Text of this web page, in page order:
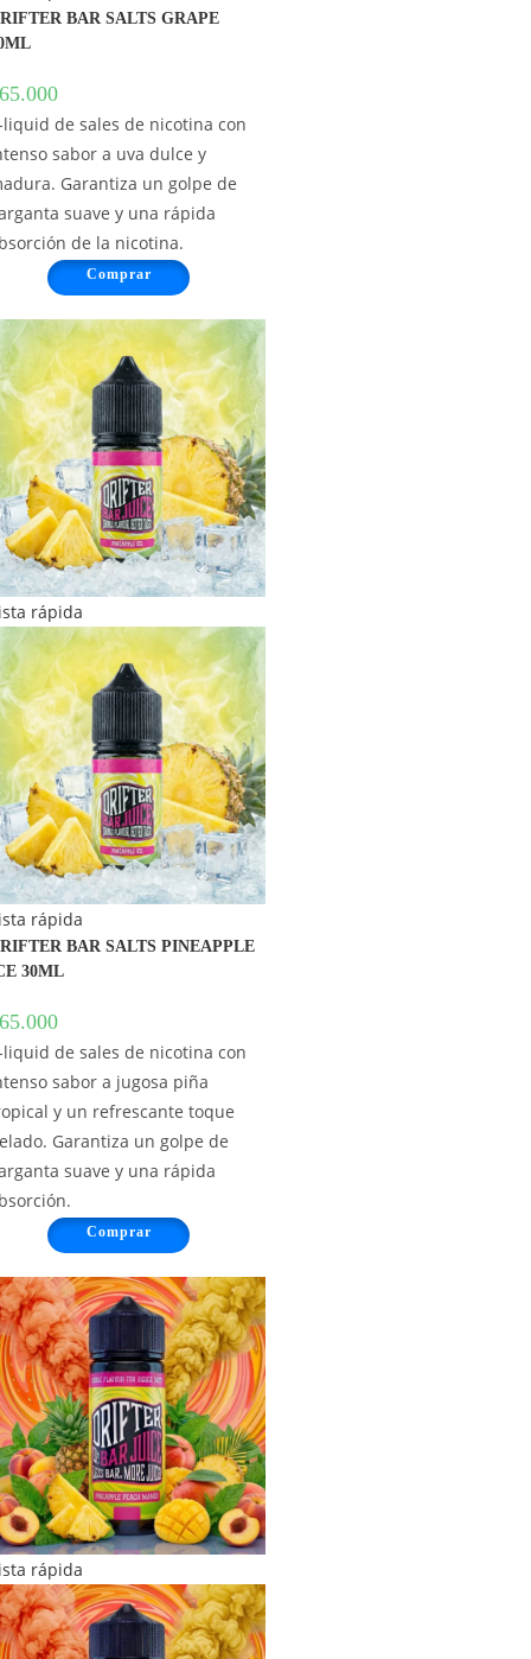
BAR SALTS GRAPE
65.000
liquid de sales de nicotina con
sabor a uva dulce y
Garantiza un golpe de
suave y una rápida
de la nicotina.
Comprar
rápida
rápida
BAR SALTS PINEAPPLE
30ML
65.000
liquid de sales de nicotina con
sabor a jugosa piña
y un refrescante toque
Garantiza un golpe de
suave y una rápida
Comprar
rápida